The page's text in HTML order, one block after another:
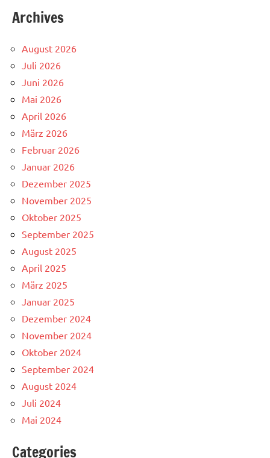
Archives
August 2026
Juli 2026
Juni 2026
Mai 2026
April 2026
März 2026
Februar 2026
Januar 2026
Dezember 2025
November 2025
Oktober 2025
September 2025
August 2025
April 2025
März 2025
Januar 2025
Dezember 2024
November 2024
Oktober 2024
September 2024
August 2024
Juli 2024
Mai 2024
Categories